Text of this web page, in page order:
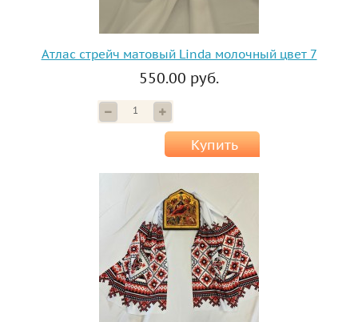
Атлас стрейч матовый Linda молочный цвет 7
550.00 руб.
Купить